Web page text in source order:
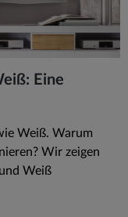
Eine
Weiß. Warum
Wir zeigen
Weiß